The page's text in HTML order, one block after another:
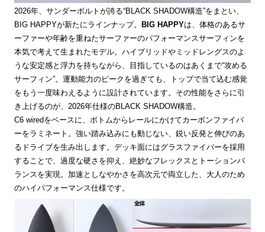
2026年、サンダーボルトが誇る“BLACK SHADOW構造”をまとい、
BIG HAPPYが新たにラインナップ。
BIG HAPPYは、体格のあるサ
ーファーや年齢を重ねたサーファーのパフォーマンスサーフィンを
本気で考えて生まれたモデル。ハイブリッドやミッドレングスのよ
うな安定感と浮力を持ちながら、目指しているのはあくまで“攻める
サーフィン”。運動能力のピークを過ぎても、トップで当て込む感覚
をもう一度味わえるように設計されています。その性能をさらに引
き上げるのが、2026年仕様のBLACK SHADOW構造。
C6 wiredをベースに、ボトムからレールにかけてカーボンファイバ
ーをラミネート。強い踏み込みにも動じない、鋭い反発と伸びのあ
るドライブを生み出します。デッキ面にはグラスファイバーを採用
することで、過度な硬さを抑え、絶妙なフレックスとトーションバ
ランスを実現。加速としなやかさを高次元で両立した、大人のため
のハイパフォーマンス仕様です。